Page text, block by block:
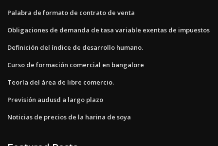
Palabra de formato de contrato de venta
Obligaciones de demanda de tasa variable exentas de impuestos
Definición del índice de desarrollo humano.
Curso de formación comercial en bangalore
Teoría del área de libre comercio.
Previsión audusd a largo plazo
Noticias de precios de la harina de soya